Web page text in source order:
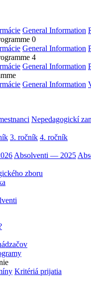
General Information
0
General Information
4
General Information
General Information
Nepedagogickí
3. ročník 4. ročník
Absolventi — 2025
zboru
Kritériá prijatia